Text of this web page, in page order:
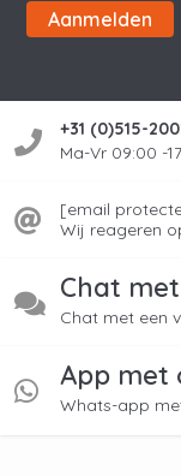
Aanmelden
+31 (0)515-
Ma-Vr 09:00 -
[email
Wij reageren
Chat
Chat met een
App met
Whats-app